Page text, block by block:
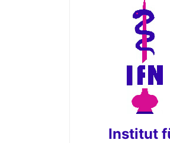
Institut